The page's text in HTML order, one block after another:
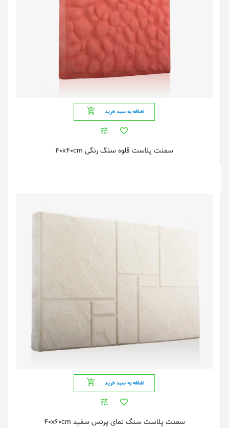
اضافه به سبد خرید
سمنت پلاست قلوه سنگ رنگی 40x40cm
اضافه به سبد خرید
سمنت پلاست سنگ نمای پرنس سفید 40x60cm